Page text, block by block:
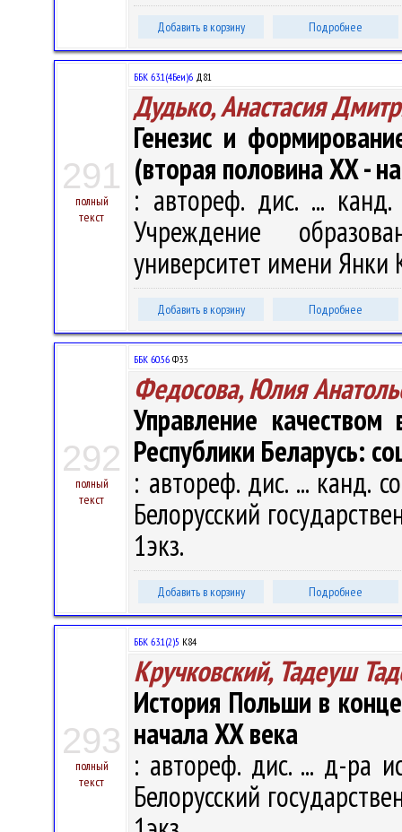
Добавить в корзину Подробнее
291
полный
текст
ББК 63.1(4Беи)6 Д81
Дудько, Анастасия
Генезис и
(вторая половина XX -
: автореф. дис. ...
Учреждение
университет имени Янки
Добавить в корзину Подробнее
292
полный
текст
ББК 60.56 Ф33
Федосова, Юлия
Управление
Республики Беларусь:
: автореф. дис. ... канд.
Белорусский
1экз.
Добавить в корзину Подробнее
293
полный
текст
ББК 63.1(2)5 К84
Кручковский, Тадеуш
История Польши в
начала XX века
: автореф. дис. ... д-ра
Белорусский